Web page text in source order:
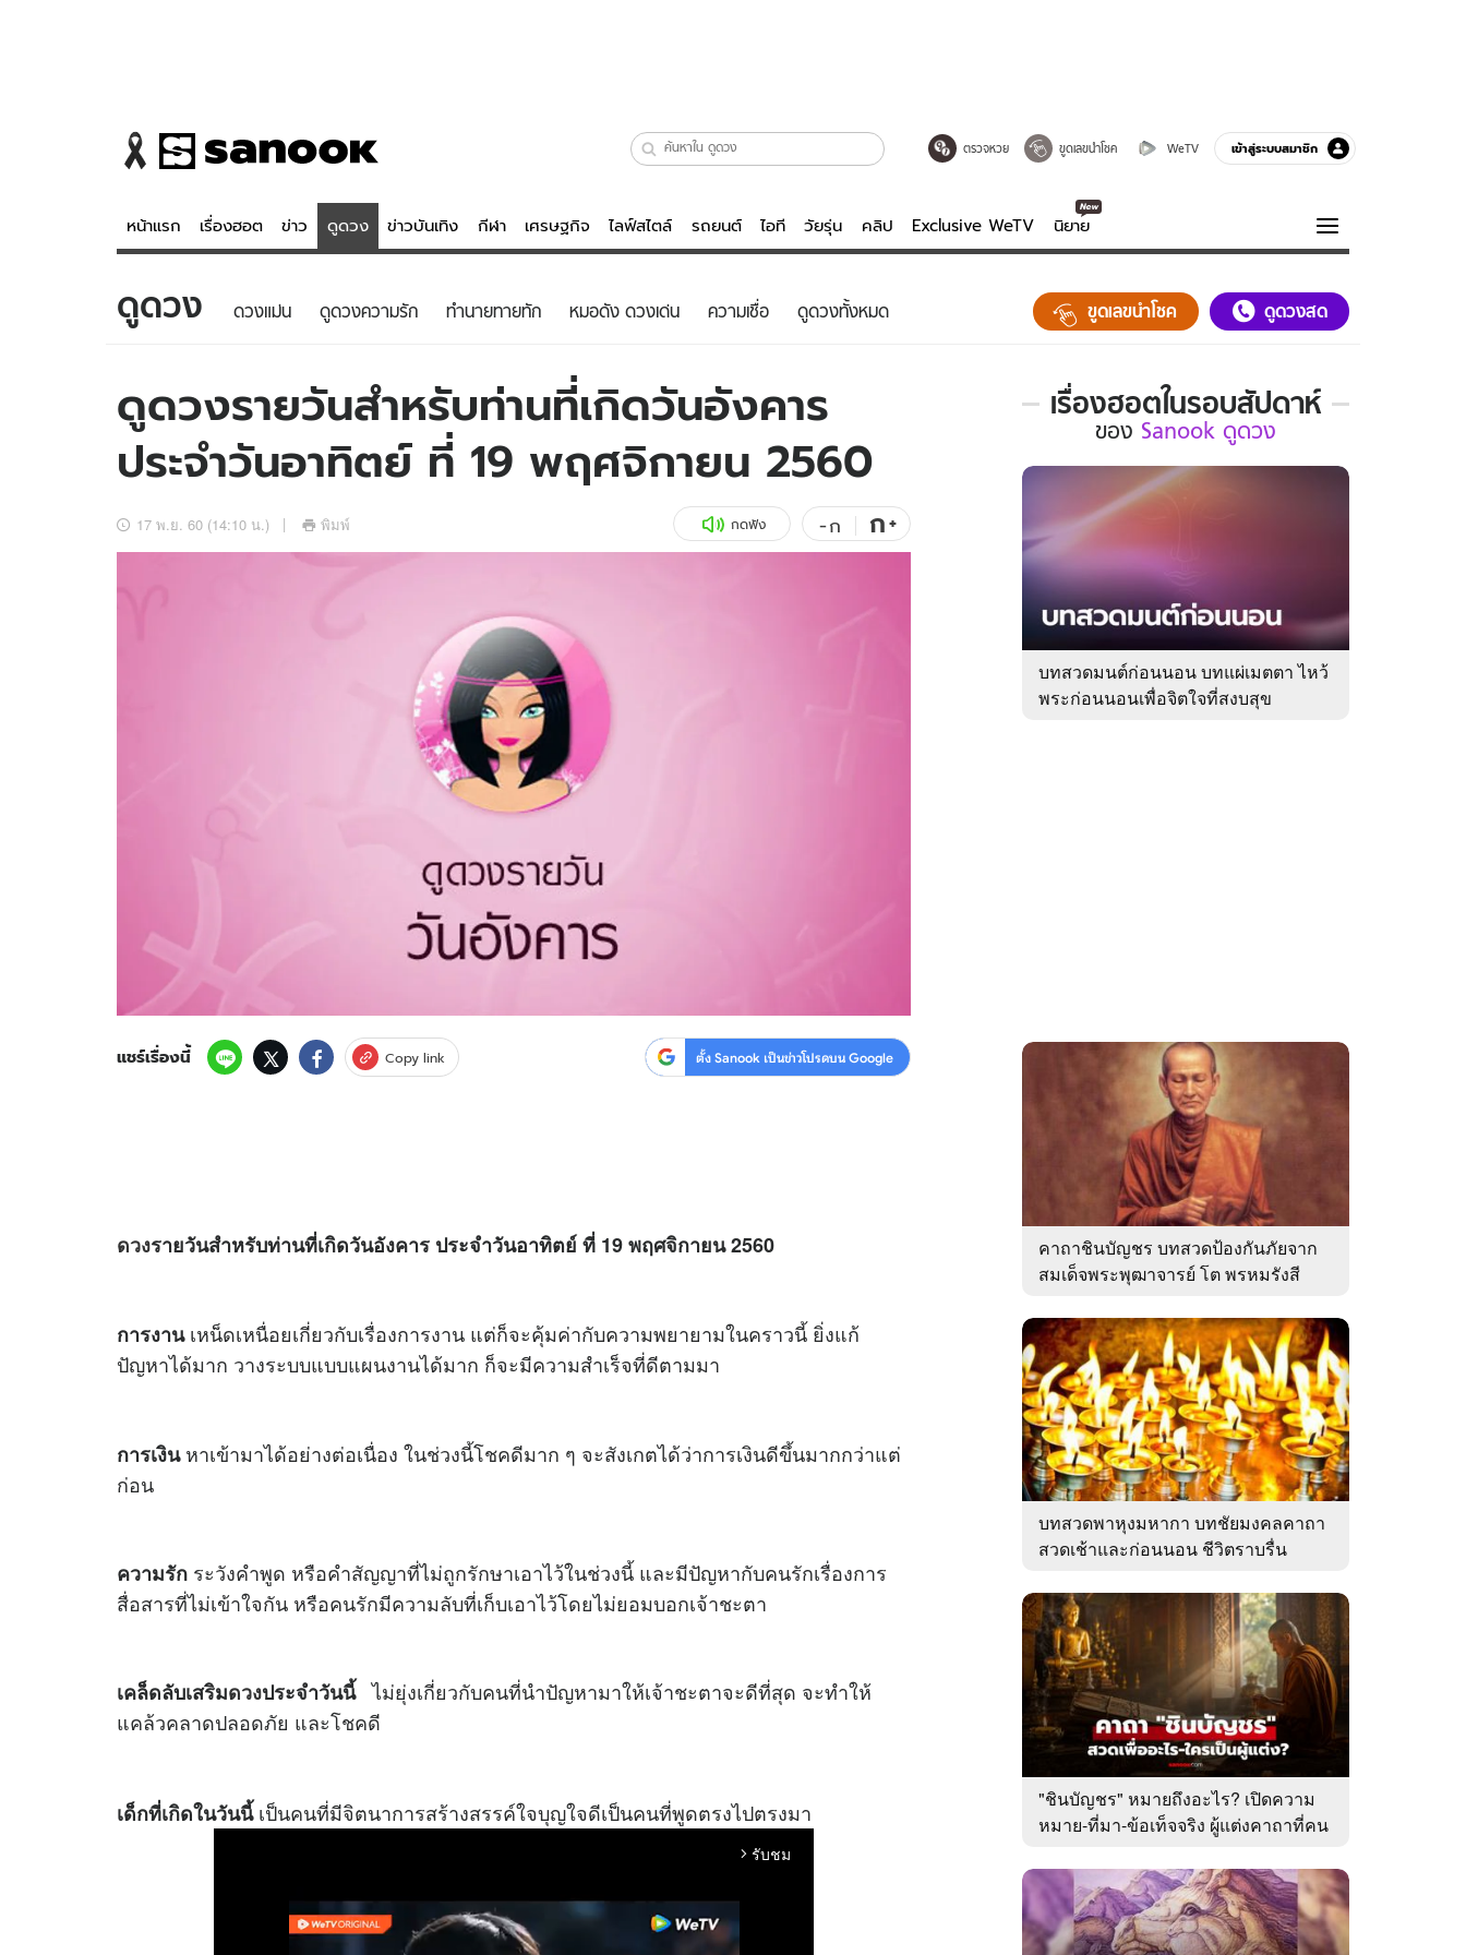
ตรวจหวย ขูดเลขนำโชค WeTV เข้าสู่ระบบสมาชิก
หน้าแรก เรื่องฮอต ข่าว ดูดวง ข่าวบันเทิง กีฬา เศรษฐกิจ ไลฟ์สไตล์ รถยนต์ ไอที วัยรุ่น คลิป Exclusive WeTV นิยาย
ข่าว
ข่าวบันเทิง
ข่าวกีฬา
ข่าวเศรษฐกิจ
อัปเดตจีน
เช็กข่าวชัวร์
ดูดวง - ตรวจหวย
สถิติหวยไทย
หวยลาว
ไลฟ์สไตล์
วัยรุ่น
ไอที
สุขภาพ
เที่ยว-กิน
ดูทีวี
WeTV
ความรู้รอบตัว
ฮาวทู
ติดตามสนุกโซเชียลได้ที่
ดูดวง ดวงแม่น ดูดวงความรัก ทํานายทายทัก หมอดัง ดวงเด่น ความเชื่อ ดูดวงทั้งหมด ขูดเลขนำโชค ดูดวงสด
ดูดวงรายวันสำหรับท่านที่เกิดวันอังคาร
ประจำวันอาทิตย์ ที่ 19 พฤศจิกายน 2560
17 พ.ย. 60 (14:10 น.) พิมพ์ กดฟัง -ก ก+
แชร์เรื่องนี้ Copy link ตั้ง Sanook เป็นข่าวโปรดบน Google
ดวงรายวันสำหรับท่านที่เกิดวันอังคาร ประจำวันอาทิตย์ ที่ 19 พฤศจิกายน 2560
การงานเหน็ดเหนื่อยเกี่ยวกับเรื่องการงาน แต่ก็จะคุ้มค่ากับความพยายามในคราวนี้ ยิ่งแก้
ปัญหาได้มาก วางระบบแบบแผนงานได้มาก ก็จะมีความสำเร็จที่ดีตามมา
การเงินหาเข้ามาได้อย่างต่อเนื่อง ในช่วงนี้โชคดีมาก ๆ จะสังเกตได้ว่าการเงินดีขึ้นมากกว่าแต่
ก่อน
ความรัก ระวังคำพูด หรือคำสัญญาที่ไม่ถูกรักษาเอาไว้ในช่วงนี้ และมีปัญหากับคนรักเรื่องการ
สื่อสารที่ไม่เข้าใจกัน หรือคนรักมีความลับที่เก็บเอาไว้โดยไม่ยอมบอกเจ้าชะตา
เคล็ดลับเสริมดวงประจำวันนี้ไม่ยุ่งเกี่ยวกับคนที่นำปัญหามาให้เจ้าชะตาจะดีที่สุด จะทำให้
แคล้วคลาดปลอดภัย และโชคดี
เด็กที่เกิดในวันนี้เป็นคนที่มีจิตนาการสร้างสรรค์ใจบุญใจดีเป็นคนที่พูดตรงไปตรงมา
arrow_forward_ios รับชม
เรื่องฮอตในรอบสัปดาห์
เรื่อง
ใน
รอบ
ของ
Sanook
ดูด
ของ Sanook ดูดวง
บทสวดมนต์ก่อนนอน บทแผ่เมตตา ไหว้
พระก่อนนอนเพื่อจิตใจที่สงบสุข
คาถาชินบัญชร บทสวดป้องกันภัยจาก
สมเด็จพระพุฒาจารย์ โต พรหมรังสี
บทสวดพาหุงมหากา บทชัยมงคลคาถา
สวดเช้าและก่อนนอน ชีวิตราบรื่น
"ชินบัญชร" หมายถึงอะไร? เปิดความ
หมาย-ที่มา-ข้อเท็จจริง ผู้แต่งคาถาที่คน